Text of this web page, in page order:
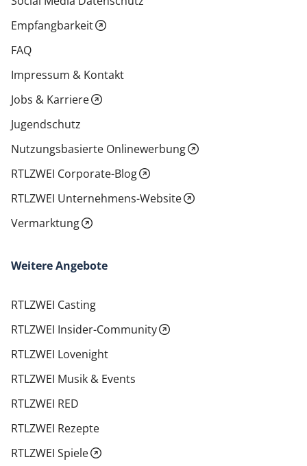
Empfangbarkeit
FAQ
Impressum & Kontakt
Jobs & Karriere
Jugendschutz
Nutzungsbasierte Onlinewerbung
RTLZWEI Corporate-Blog
RTLZWEI Unternehmens-Website
Vermarktung
Weitere Angebote
RTLZWEI Casting
RTLZWEI Insider-Community
RTLZWEI Lovenight
RTLZWEI Musik & Events
RTLZWEI RED
RTLZWEI Rezepte
RTLZWEI Spiele